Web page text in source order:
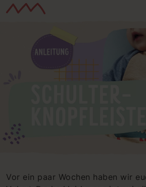
Vor ein paar Wochen haben wir